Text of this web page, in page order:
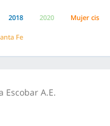
2018 2020 Mujer cis
Fe
Escobar A.E.